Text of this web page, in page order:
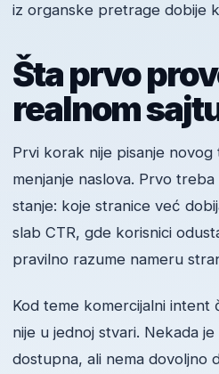
iz organske pretrage dobije
Šta prvo
realnom
Prvi korak nije pisanje
menjanje naslova. Prvo
stanje: koje stranice već
slab CTR, gde korisnici
pravilno razume nameru
Kod teme komercijalni intent
nije u jednoj stvari. Nekada
dostupna, ali nema dovoljno